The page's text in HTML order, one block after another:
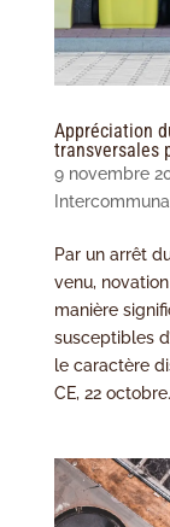
Appréciation
transversales
9 novembre
Par un arrêt
venu,
manière
susceptibles
le caractère
CE, 22